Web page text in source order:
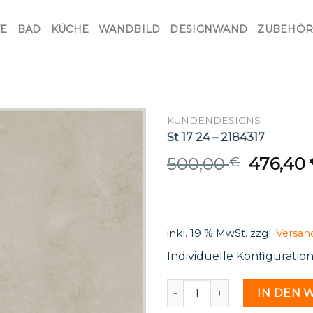
BAD KÜCHE WANDBILD DESIGNWAND ZUBEHÖR
KUNDENDESIGNS
St 17 24 – 2184317
500,00€ 476,40
inkl. 19 % MwSt. zzgl.
Individuelle Konfiguration
St 17 24 - 2184317 Menge
IN DEN